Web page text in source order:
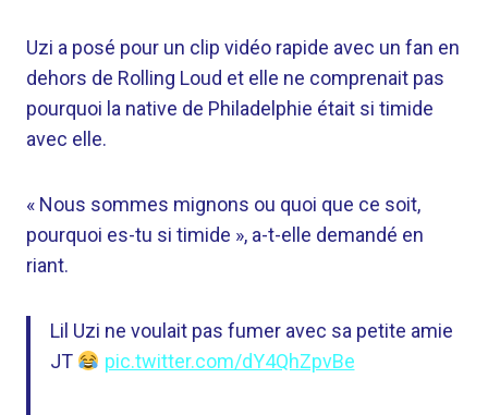
Uzi a posé pour un clip vidéo rapide avec un fan en
dehors de Rolling Loud et elle ne comprenait pas
pourquoi la native de Philadelphie était si timide
avec elle.
« Nous sommes mignons ou quoi que ce soit,
pourquoi es-tu si timide », a-t-elle demandé en
riant.
Lil Uzi ne voulait pas fumer avec sa petite amie
JT
pic.twitter.com/dY4QhZpvBe